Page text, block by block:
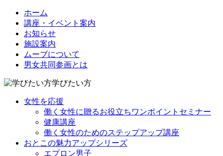
ホーム
講座・イベント案内
お知らせ
施設案内
ムーブについて
男女共同参画とは
学びたい方
女性を応援
働く女性に贈るお役立ちワンポイントセミナー
健康講座
働く女性のためのステップアップ講座
おとこの魅力アップシリーズ
エプロン男子